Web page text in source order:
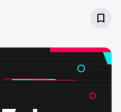
bookmark_border